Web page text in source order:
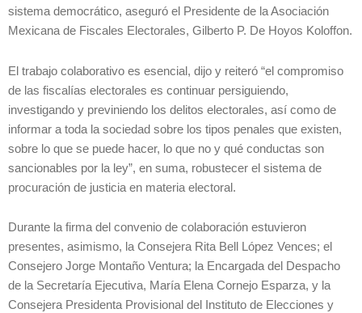
sistema democrático, aseguró el Presidente de la Asociación
Mexicana de Fiscales Electorales, Gilberto P. De Hoyos Koloffon.
El trabajo colaborativo es esencial, dijo y reiteró “el compromiso
de las fiscalías electorales es continuar persiguiendo,
investigando y previniendo los delitos electorales, así como de
informar a toda la sociedad sobre los tipos penales que existen,
sobre lo que se puede hacer, lo que no y qué conductas son
sancionables por la ley”, en suma, robustecer el sistema de
procuración de justicia en materia electoral.
Durante la firma del convenio de colaboración estuvieron
presentes, asimismo, la Consejera Rita Bell López Vences; el
Consejero Jorge Montaño Ventura; la Encargada del Despacho
de la Secretaría Ejecutiva, María Elena Cornejo Esparza, y la
Consejera Presidenta Provisional del Instituto de Elecciones y